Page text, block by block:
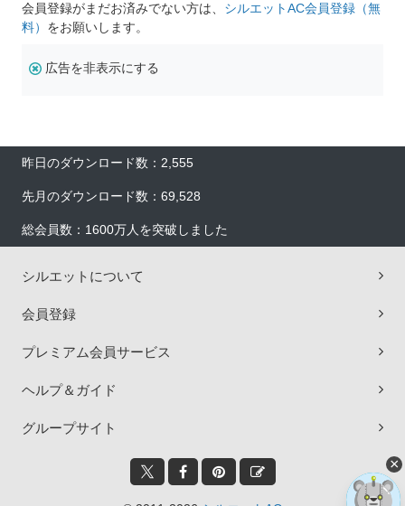
会員登録がまだお済みでない方は、 シルエットAC会員登録（無
料） をお願いします。
広告を非表示にする
昨日のダウンロード数：2,555
先月のダウンロード数：69,528
総会員数：1600万人を突破しました
シルエットについて
会員登録
プレミアム会員サービス
ヘルプ＆ガイド
グループサイト
×